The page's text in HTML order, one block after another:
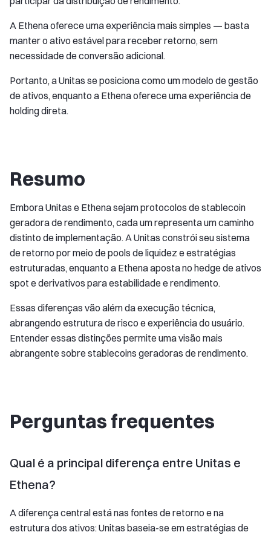
A Ethena oferece uma experiência mais simples — basta
manter o ativo estável para receber retorno, sem
necessidade de conversão adicional.
Portanto, a Unitas se posiciona como um modelo de gestão
de ativos, enquanto a Ethena oferece uma experiência de
holding direta.
Resumo
Embora Unitas e Ethena sejam protocolos de stablecoin
geradora de rendimento, cada um representa um caminho
distinto de implementação. A Unitas constrói seu sistema
de retorno por meio de pools de liquidez e estratégias
estruturadas, enquanto a Ethena aposta no hedge de ativos
spot e derivativos para estabilidade e rendimento.
Essas diferenças vão além da execução técnica,
abrangendo estrutura de risco e experiência do usuário.
Entender essas distinções permite uma visão mais
abrangente sobre stablecoins geradoras de rendimento.
Perguntas frequentes
Qual é a principal diferença entre Unitas e
Ethena?
A diferença central está nas fontes de retorno e na
estrutura dos ativos: Unitas baseia-se em estratégias de